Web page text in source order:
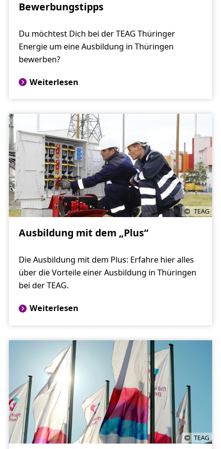
Bewerbungstipps
Du möchtest Dich bei der TEAG Thüringer
Energie um eine Ausbildung in Thüringen
bewerben?
Weiterlesen
TEAG
Ausbildung mit dem „Plus“
Die Ausbildung mit dem Plus: Erfahre hier alles
über die Vorteile einer Ausbildung in Thüringen
bei der TEAG.
Weiterlesen
TEAG